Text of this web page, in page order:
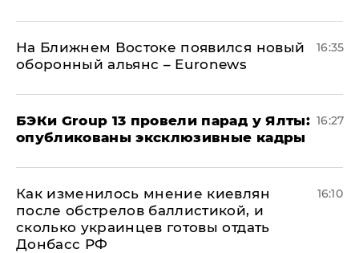
На Ближнем Востоке появился новый
оборонный альянс – Euronews
16:35
​БЭКи Group 13 провели парад у Ялты:
опубликованы эксклюзивные кадры
16:27
Как изменилось мнение киевлян
после обстрелов баллистикой, и
сколько украинцев готовы отдать
Донбасс РФ
16:10